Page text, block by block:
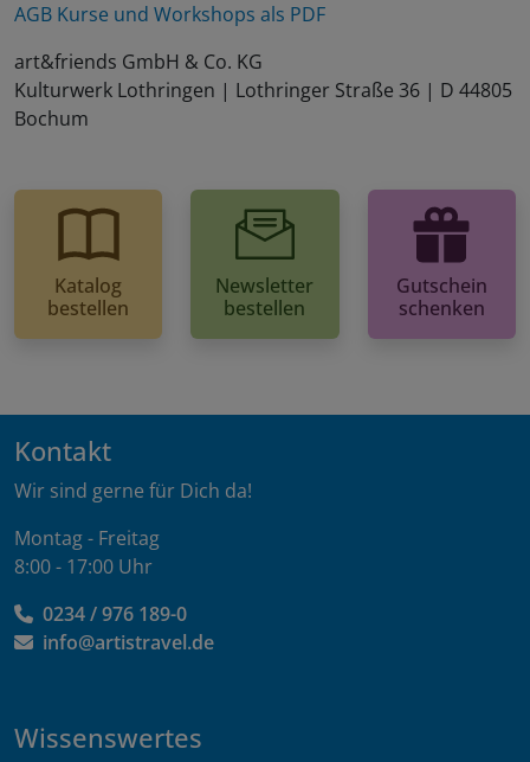
AGB Kurse und Workshops als PDF
art&friends GmbH & Co. KG
Kulturwerk Lothringen | Lothringer Straße 36 | D 44805
Bochum
Katalog
bestellen
Newsletter
bestellen
Gutschein
schenken
Kontakt
Wir sind gerne für Dich da!
Montag - Freitag
8:00 - 17:00 Uhr
0234 / 976 189-0
info@artistravel.de
Wissenswertes